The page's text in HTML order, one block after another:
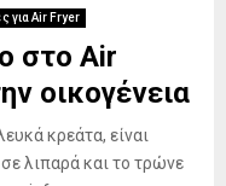
για Air Fryer
στο Air
οικογένεια
κρεάτα, είναι
λιπαρά και το τρώνε